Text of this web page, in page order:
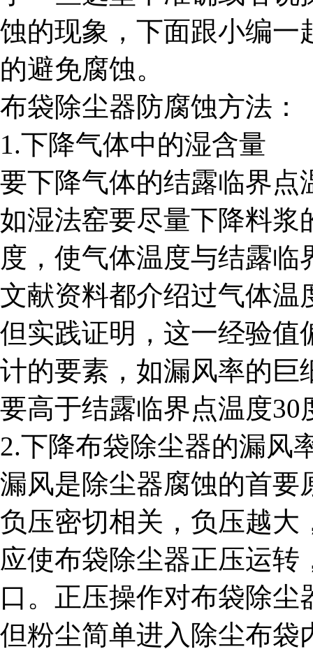
蚀的现象，下面跟小编一
的避免腐蚀。
布袋除尘器防腐蚀方法：
1.下降气体中的湿含量
要下降气体的结露临界点
如湿法窑要尽量下降料浆
度，使气体温度与结露
文献资料都介绍过气体温
但实践证明，这一经验值
计的要素，如漏风率的巨
要高于结露临界点温度30
2.下降布袋除尘器的漏风
漏风是除尘器腐蚀的首要
负压密切相关，负压越大
应使布袋除尘器正压运
口。正压操作对布袋除
但粉尘简单进入除尘布袋